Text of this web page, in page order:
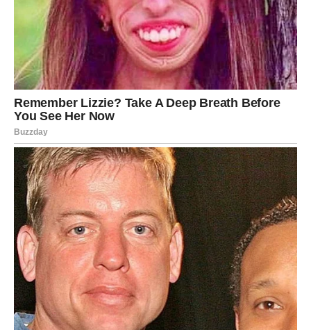
za dodatni posao, neko veliki projekat, dok će pojedine
Škorpije iznenaditi novac koji dolazi kroz nešto što su
gotovo zaboravili.
Mogući su dobici, nasledstvo, vraćanje dugova ili ponuda
koja menja finansijsku situaciju iz korena. Posle perioda
kada su brinule o svakom dinaru, Škorpije ulaze u mnogo
stabilniju fazu.
Ovaj znak će konačno shvatiti da nije slučajno prolazio
kroz težak period. Sve je bilo priprema za životnu
transformaciju.